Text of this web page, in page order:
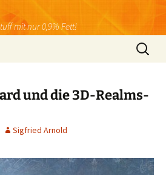
mit nur 0,9% Fett!
Suchen
nach:
und die 3D-Realms-
Sigfried Arnold